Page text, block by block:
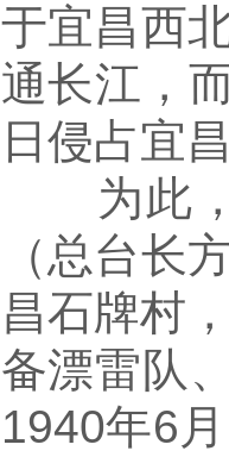
于宜昌西
通长江，
日侵占宜
为此，
（总台长
昌石牌村
备漂雷队
1940年6